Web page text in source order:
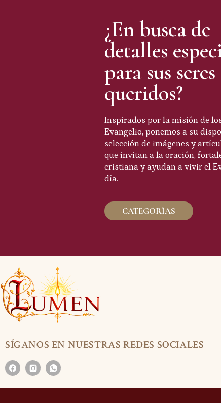
¿En busca de
detalles
para sus seres
queridos?
Inspirados por la misión de
Evangelio, ponemos a su
selección de imágenes y
que invitan a la oración,
cristiana y ayudan a vivir el
día.
CATEGORÍAS
SÍGANOS EN NUESTRAS REDES SOCIALES